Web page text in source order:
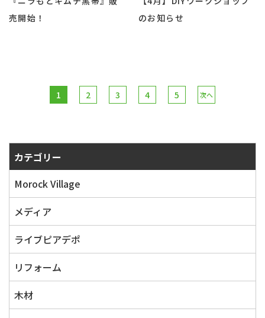
売開始！ のお知らせ
1 2 3 4 5 次へ
カテゴリー
Morock Village
メディア
ライブピアデポ
リフォーム
木材